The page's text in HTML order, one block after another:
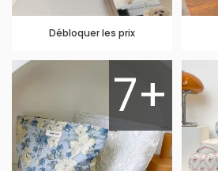
Débloquer les prix
7+